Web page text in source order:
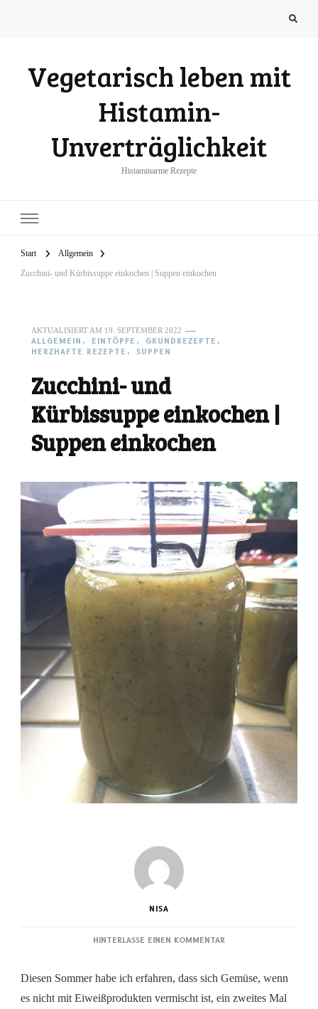
Vegetarisch leben mit
Histamin-
Unverträglichkeit
Histaminarme Rezepte
Start
Allgemein
Zucchini- und Kürbissuppe einkochen | Suppen einkochen
AKTUALISIERT AM 19. SEPTEMBER 2022
ALLGEMEIN EINTÖPFE
GRUNDREZEPTE
HERZHAFTE REZEPTE
SUPPEN
Zucchini- und
Kürbissuppe einkochen |
Suppen einkochen
NISA
HINTERLASSE EINEN KOMMENTAR
KÜRBISSUPPE
|
Diesen Sommer habe ich erfahren, dass sich Gemüse, wenn
es nicht mit Eiweißprodukten vermischt ist, ein zweites Mal